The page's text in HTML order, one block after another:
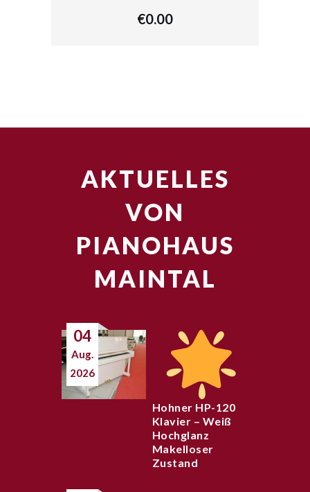
€0.00
AKTUELLES
VON
PIANOHAUS
MAINTAL
04
Aug.
2026
Hohner HP-120
Klavier – Weiß
Hochglanz
Makelloser
Zustand